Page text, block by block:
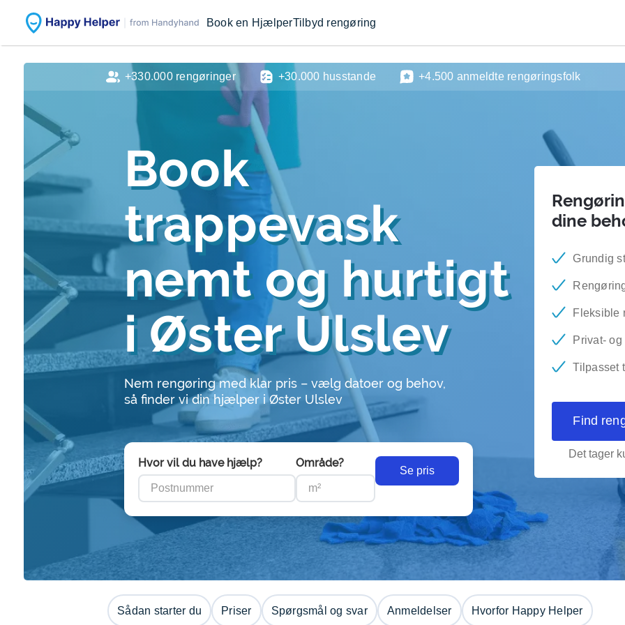
Book en HjælperTilbyd rengøring
Book
trappevask
nemt og hurtigt
i Øster Ulslev
Nem rengøring med klar pris – vælg datoer og behov,
så finder vi din hjælper i Øster Ulslev
Hvor vil du have hjælp? Område?
Se pris
dine
Grundig
Fleksible
Privat-
Tilpasset
Find
Det tager
+330.000 rengøringer +30.000 husstande +4.500 anmeldte rengøringsfolk
Sådan starter du Priser Spørgsmål og svar Anmeldelser Hvorfor Happy Helper